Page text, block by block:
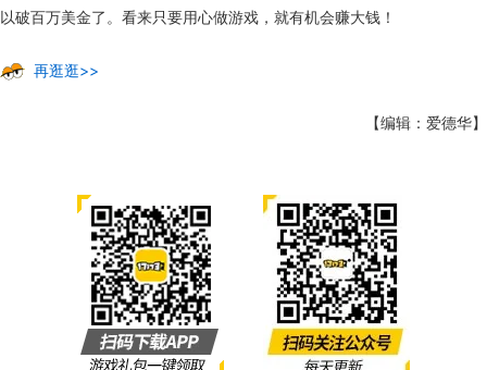
以破百万美金了。看来只要用心做游戏，就有机会赚大钱！
再逛逛>>
【编辑：爱德华】